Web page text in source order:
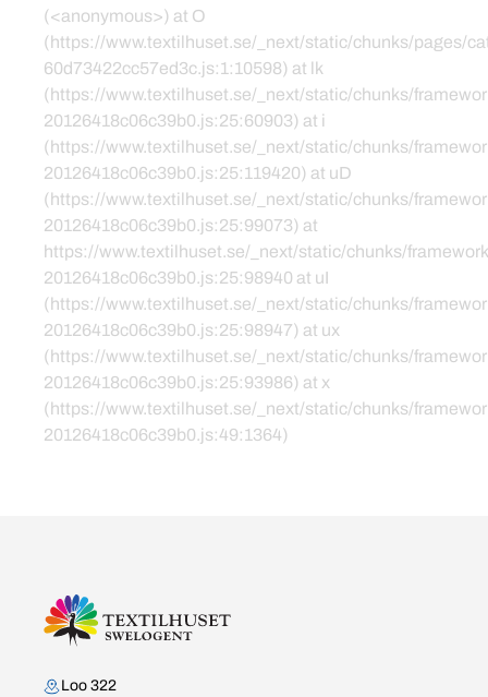
(<anonymous>) at O
(https://www.textilhuset.se/_next/static/chunks/pages/
60d73422cc57ed3c.js:1:10598) at lk
(https://www.textilhuset.se/_next/static/chunks/
20126418c06c39b0.js:25:60903) at i
(https://www.textilhuset.se/_next/static/chunks/
20126418c06c39b0.js:25:119420) at uD
(https://www.textilhuset.se/_next/static/chunks/
20126418c06c39b0.js:25:99073) at
https://www.textilhuset.se/_next/static/chunks/
20126418c06c39b0.js:25:98940 at uI
(https://www.textilhuset.se/_next/static/chunks/
20126418c06c39b0.js:25:98947) at ux
(https://www.textilhuset.se/_next/static/chunks/
20126418c06c39b0.js:25:93986) at x
(https://www.textilhuset.se/_next/static/chunks/
20126418c06c39b0.js:49:1364)
Kontakta oss
Loo 322